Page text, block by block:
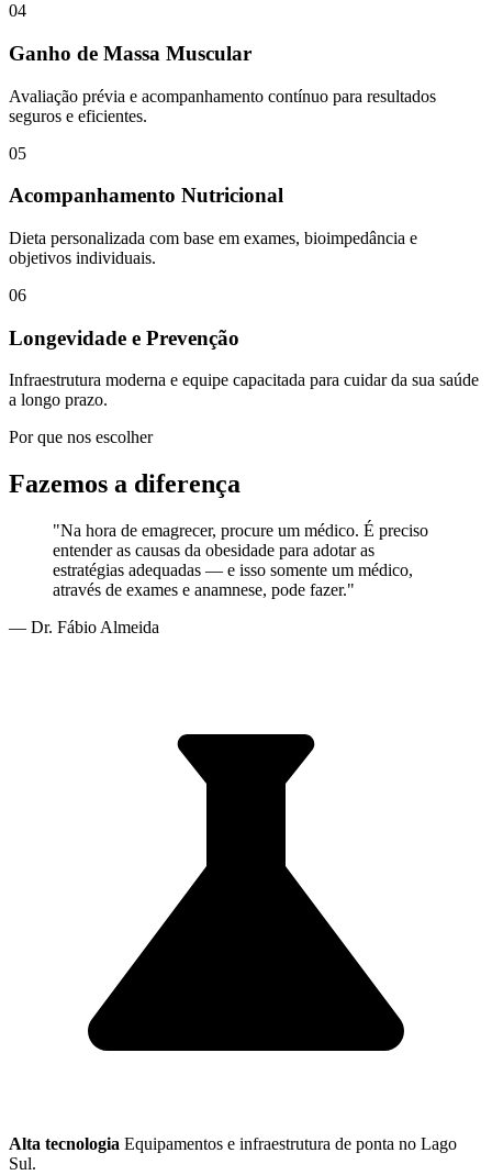
04
Ganho de Massa Muscular
Avaliação prévia e acompanhamento contínuo para resultados
seguros e eficientes.
05
Acompanhamento Nutricional
Dieta personalizada com base em exames, bioimpedância e
objetivos individuais.
06
Longevidade e Prevenção
Infraestrutura moderna e equipe capacitada para cuidar da sua saúde
a longo prazo.
Por que nos escolher
Fazemos a diferença
"Na hora de emagrecer, procure um médico. É preciso
entender as causas da obesidade para adotar as
estratégias adequadas — e isso somente um médico,
através de exames e anamnese, pode fazer."
— Dr. Fábio Almeida
Alta tecnologia Equipamentos e infraestrutura de ponta no Lago
Sul.